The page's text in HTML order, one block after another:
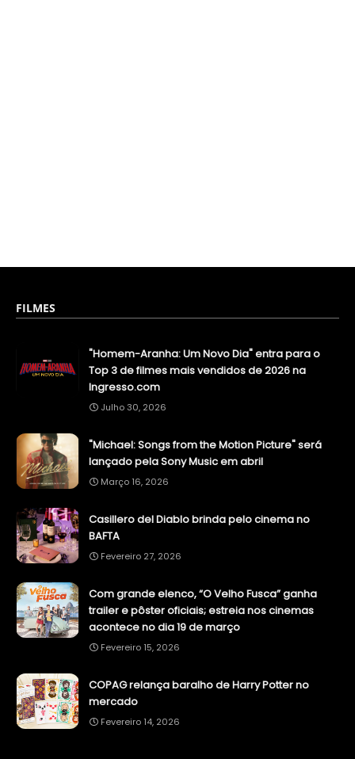
FILMES
"Homem-Aranha: Um Novo Dia" entra para o
Top 3 de filmes mais vendidos de 2026 na
Ingresso.com
Julho 30, 2026
"Michael: Songs from the Motion Picture" será
lançado pela Sony Music em abril
Março 16, 2026
Casillero del Diablo brinda pelo cinema no
BAFTA
Fevereiro 27, 2026
Com grande elenco, “O Velho Fusca” ganha
trailer e pôster oficiais; estreia nos cinemas
acontece no dia 19 de março
Fevereiro 15, 2026
COPAG relança baralho de Harry Potter no
mercado
Fevereiro 14, 2026